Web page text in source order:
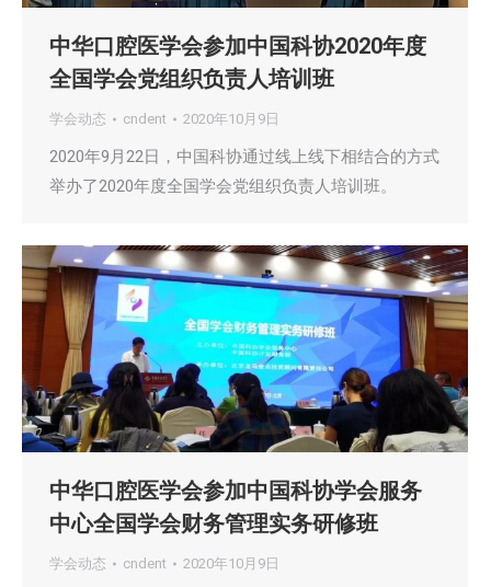
中华口腔医学会参加中国科协2020年度
全国学会党组织负责人培训班
学会动态 cndent 2020年10月9日
2020年9月22日，中国科协通过线上线下相结合的方式
举办了2020年度全国学会党组织负责人培训班。
中华口腔医学会参加中国科协学会服务
中心全国学会财务管理实务研修班
学会动态 cndent 2020年10月9日